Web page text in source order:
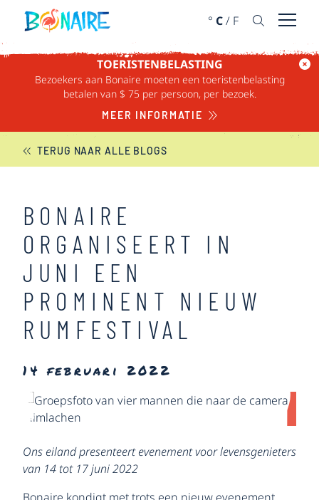
DOORGAAN NAAR ARTIKEL
° C/ F Menu
TOERISTENBELASTING
Bezoekers aan Bonaire moeten een toeristenbelasting
betalen van $ 75 per persoon, per bezoek.
MEER INFORMATIE
BONAIRE NIEUWS
TERUG NAAR ALLE BLOGS
BONAIRE
ORGANISEERT IN
JUNI EEN
PROMINENT NIEUW
RUMFESTIVAL
14 februari 2022
Ons eiland presenteert evenement voor levensgenieters
van 14 tot 17 juni 2022